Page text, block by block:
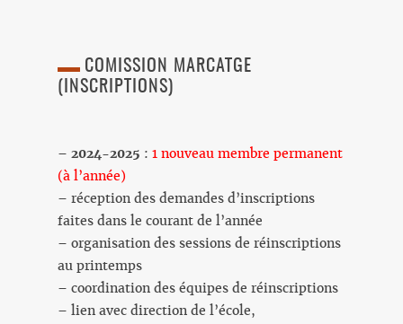
COMISSION MARCATGE
(INSCRIPTIONS)
– 2024-2025 : 1 nouveau membre permanent
(à l’année)
– réception des demandes d’inscriptions
faites dans le courant de l’année
– organisation des sessions de réinscriptions
au printemps
– coordination des équipes de réinscriptions
– lien avec direction de l’école,